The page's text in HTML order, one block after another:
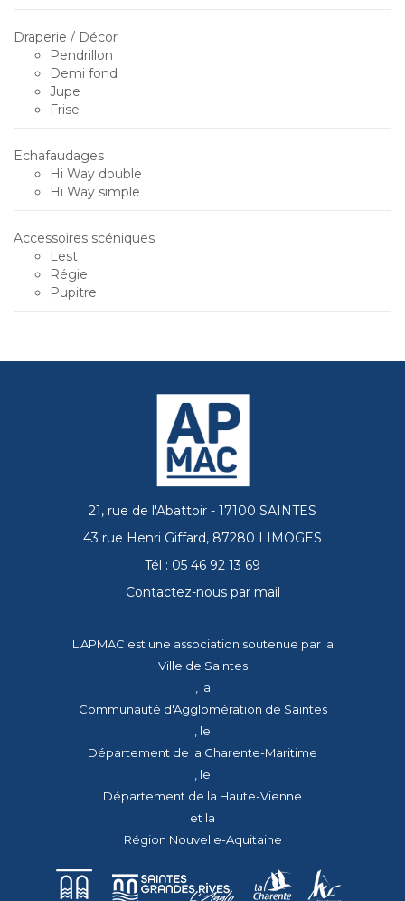
Draperie / Décor
Pendrillon
Demi fond
Jupe
Frise
Echafaudages
Hi Way double
Hi Way simple
Accessoires scéniques
Lest
Régie
Pupitre
21, rue de l'Abattoir - 17100 SAINTES
43 rue Henri Giffard, 87280 LIMOGES
Tél : 05 46 92 13 69
Contactez-nous par mail
L'APMAC est une association soutenue par la
Ville de Saintes
, la
Communauté d'Agglomération de Saintes
, le
Département de la Charente-Maritime
, le
Département de la Haute-Vienne
et la
Région Nouvelle-Aquitaine